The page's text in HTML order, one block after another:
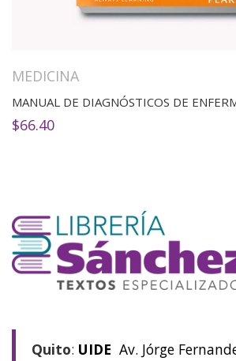
MEDICINA
MANUAL DE DIAGNÓSTICOS DE
$66.40
Quito: UIDE Av. Jórge